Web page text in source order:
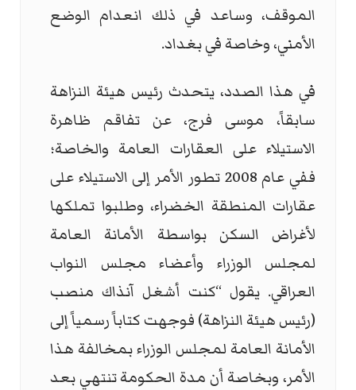
الموقف، وساعد في ذلك انعدام الوضع
الأمني، وخاصة في بغداد.
في هذا الصدد، يتحدث رئيس هيئة النزاهة
سابقاً، موسى فرج، عن تفاقم ظاهرة
الاستيلاء على العقارات العامة والخاصة؛
ففي عام 2008 تطور الأمر إلى الاستيلاء على
عقارات المنطقة الخضراء، وطلبوا تملكها
لأغراض السكن بواسطة الأمانة العامة
لمجلس الوزراء وأعضاء مجلس النواب
العراقي. يقول “كنت أشغل آنذاك منصب
(رئيس هيئة النزاهة) فوجهت كتاباً رسمياً إلى
الأمانة العامة لمجلس الوزراء بمخالفة هذا
الأمر، وبخاصة أن مدة الحكومة تنتهي بعد